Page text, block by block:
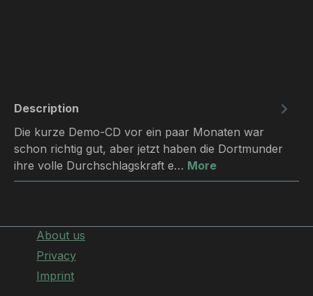
Description
Die kurze Demo-CD vor ein paar Monaten war
schon richtig gut, aber jetzt haben die Dortmunder
ihre volle Durchschlagskraft e… More
About us
Privacy
Imprint